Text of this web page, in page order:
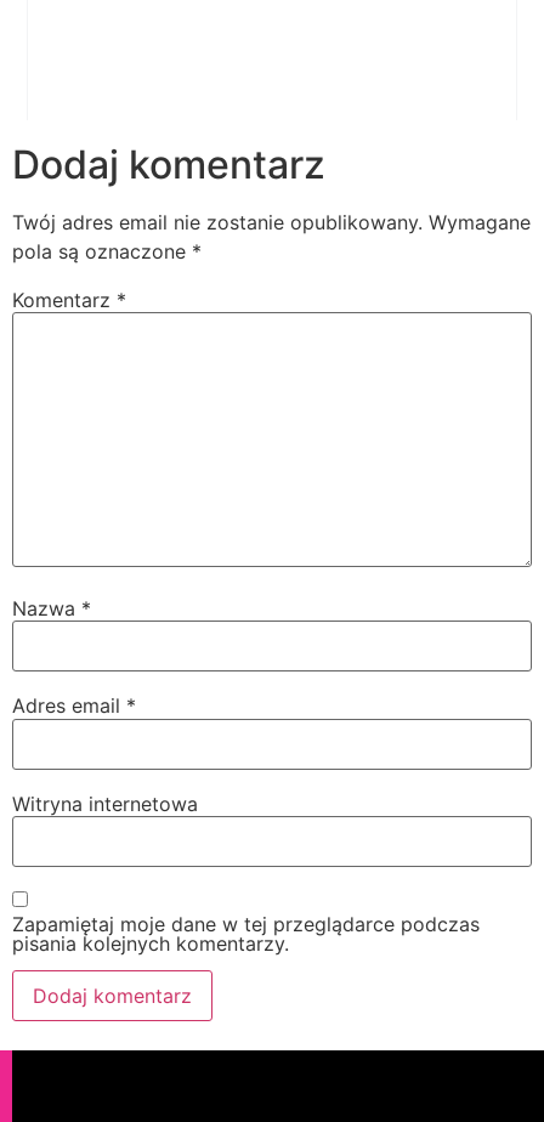
Dodaj komentarz
Twój adres email nie zostanie opublikowany. Wymagane
pola są oznaczone *
Komentarz *
Nazwa *
Adres email *
Witryna internetowa
Zapamiętaj moje dane w tej przeglądarce podczas
pisania kolejnych komentarzy.